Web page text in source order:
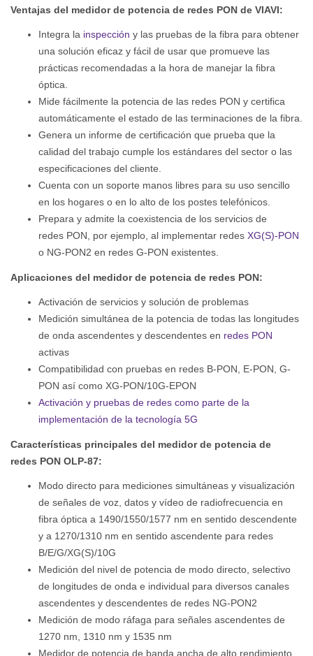
Ventajas del medidor de potencia de redes PON de VIAVI:
Integra la inspección y las pruebas de la fibra para obtener
una solución eficaz y fácil de usar que promueve las
prácticas recomendadas a la hora de manejar la fibra
óptica.
Mide fácilmente la potencia de las redes PON y certifica
automáticamente el estado de las terminaciones de la fibra.
Genera un informe de certificación que prueba que la
calidad del trabajo cumple los estándares del sector o las
especificaciones del cliente.
Cuenta con un soporte manos libres para su uso sencillo
en los hogares o en lo alto de los postes telefónicos.
Prepara y admite la coexistencia de los servicios de
redes PON, por ejemplo, al implementar redes XG(S)-PON
o NG-PON2 en redes G-PON existentes.
Aplicaciones del medidor de potencia de redes PON:
Activación de servicios y solución de problemas
Medición simultánea de la potencia de todas las longitudes
de onda ascendentes y descendentes en redes PON
activas
Compatibilidad con pruebas en redes B-PON, E-PON, G-
PON así como XG-PON/10G-EPON
Activación y pruebas de redes como parte de la
implementación de la tecnología 5G
Características principales del medidor de potencia de
redes PON OLP-87:
Modo directo para mediciones simultáneas y visualización
de señales de voz, datos y vídeo de radiofrecuencia en
fibra óptica a 1490/1550/1577 nm en sentido descendente
y a 1270/1310 nm en sentido ascendente para redes
B/E/G/XG(S)/10G
Medición del nivel de potencia de modo directo, selectivo
de longitudes de onda e individual para diversos canales
ascendentes y descendentes de redes NG-PON2
Medición de modo ráfaga para señales ascendentes de
1270 nm, 1310 nm y 1535 nm
Medidor de potencia de banda ancha de alto rendimiento